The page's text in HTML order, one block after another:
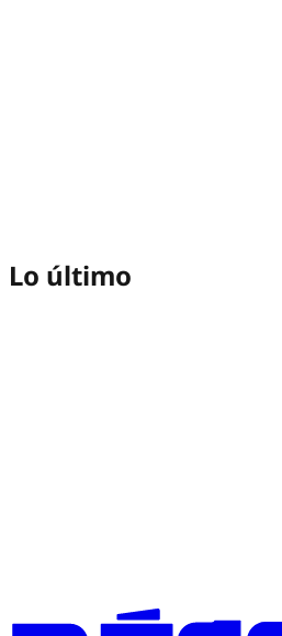
Lo último